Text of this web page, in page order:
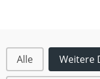
Dichtungsarten
Alle Weitere